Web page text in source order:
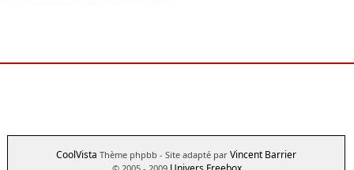
CoolVista Thème phpbb - Site adapté par Vincent Barrier